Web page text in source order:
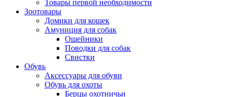
Товары первой необходимости
Зоотовары
Домики для кошек
Амуниция для собак
Ошейники
Поводки для собак
Свистки
Обувь
Аксессуары для обуви
Обувь для охоты
Берцы охотничьи